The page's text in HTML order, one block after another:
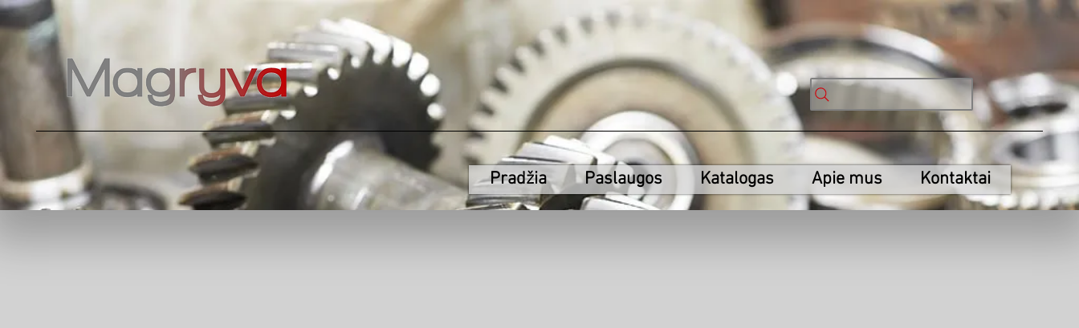
Pradžia Paslaugos Katalogas Apie mus Kontaktai